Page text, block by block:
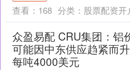
查看： 168 分类： 股票配资开
众盈易配 CRU集团：铝
可能因中东供应趋紧而
每吨4000美元